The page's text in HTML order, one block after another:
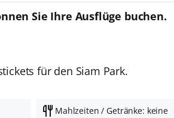
Sie Ihre Ausflüge buchen.
für den Siam Park.
Mahlzeiten / Getränke: keine